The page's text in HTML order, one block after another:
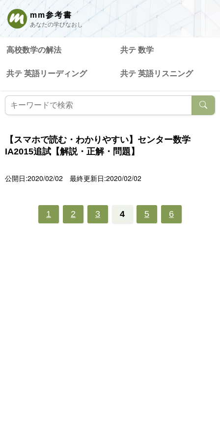
mm参考書
あなたの学びなおし
高校数学の解法 共テ 数学
共テ 英語リーディング 共テ 英語リスニング
【スマホで読む・わかりやすい】センター数学
IA2015追試【解説・正解・問題】
公開日:2020/02/02 最終更新日:2020/02/02
1 2 3 4 5 6